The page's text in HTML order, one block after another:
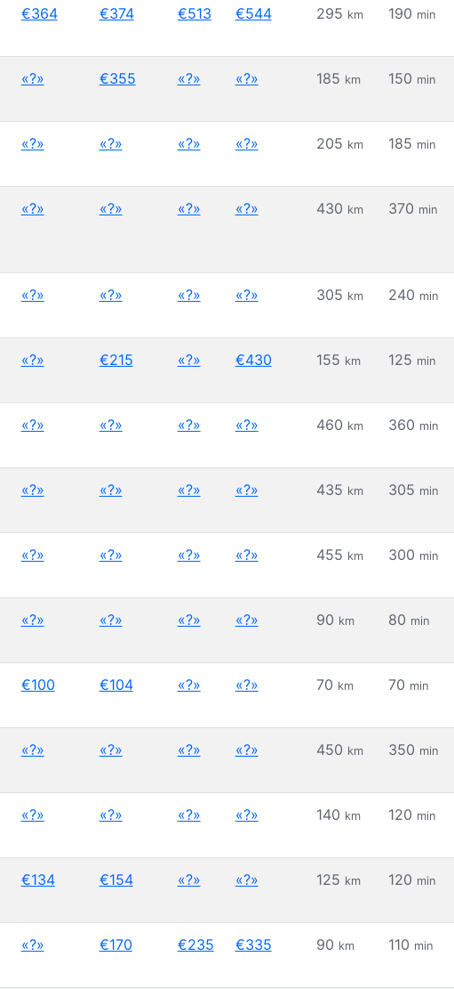
€364 €374 €513 €544 295 km 190 min
«?» €355 «?» «?» 185 km 150 min
«?» «?» «?» «?» 205 km 185 min
«?» «?» «?» «?» 430 km 370 min
«?» «?» «?» «?» 305 km 240 min
«?» €215 «?» €430 155 km 125 min
«?» «?» «?» «?» 460 km 360 min
«?» «?» «?» «?» 435 km 305 min
«?» «?» «?» «?» 455 km 300 min
«?» «?» «?» «?» 90 km 80 min
€100 €104 «?» «?» 70 km 70 min
«?» «?» «?» «?» 450 km 350 min
«?» «?» «?» «?» 140 km 120 min
€134 €154 «?» «?» 125 km 120 min
«?» €170 €235 €335 90 km 110 min